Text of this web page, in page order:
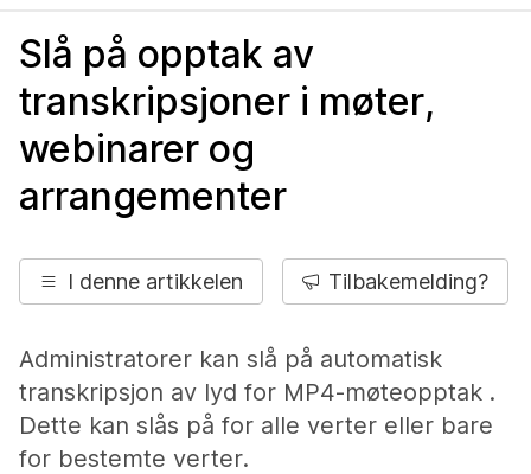
Slå på opptak av
transkripsjoner i møter,
webinarer og
arrangementer
I denne artikkelen Tilbakemelding?
Administratorer kan slå på automatisk
transkripsjon av lyd for MP4-møteopptak .
Dette kan slås på for alle verter eller bare
for bestemte verter.